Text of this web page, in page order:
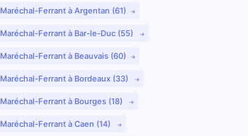
Maréchal-Ferrant à Argentan (61)
Maréchal-Ferrant à Bar-le-Duc (55)
Maréchal-Ferrant à Beauvais (60)
Maréchal-Ferrant à Bordeaux (33)
Maréchal-Ferrant à Bourges (18)
Maréchal-Ferrant à Caen (14)